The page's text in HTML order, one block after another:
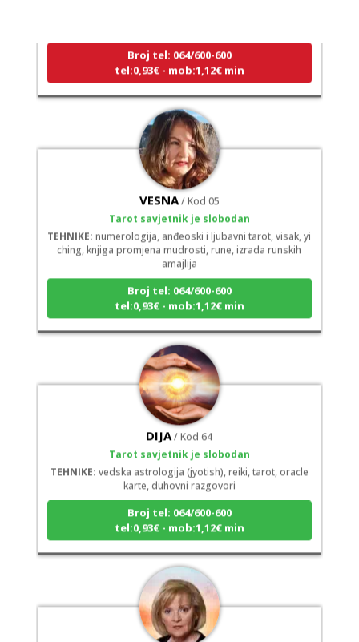
Broj tel: 064/600-600
tel:0,93€ - mob:1,12€ min
VESNA/ Kod 05
Tarot savjetnik je slobodan
TEHNIKE:
numerologija, anđeoski i ljubavni tarot, visak, yi
ching, knjiga promjena mudrosti, rune, izrada runskih
amajlija
Broj tel: 064/600-600
tel:0,93€ - mob:1,12€ min
DIJA/ Kod 64
Tarot savjetnik je slobodan
TEHNIKE:
vedska astrologija (jyotish), reiki, tarot, oracle
karte, duhovni razgovori
Broj tel: 064/600-600
tel:0,93€ - mob:1,12€ min